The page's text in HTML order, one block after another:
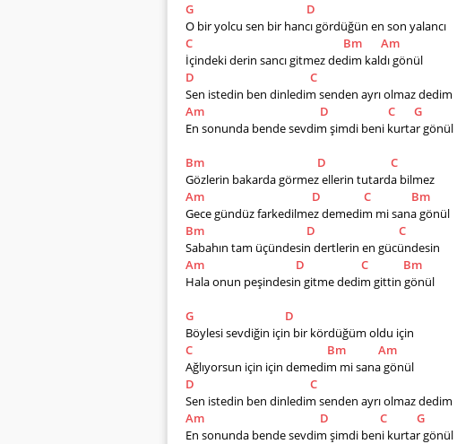
G
D
O bir yolcu sen bir hancı gördüğün en son yalancı
C
Bm
Am
İçindeki derin sancı gitmez dedim kaldı gönül
D
C
Sen istedin ben dinledim senden ayrı olmaz dedim
Am
D C
G
En sonunda bende sevdim şimdi beni kurtar gönül
Bm D
C
Gözlerin bakarda görmez ellerin tutarda bilmez
Am
D C
Bm
Gece gündüz farkedilmez demedim mi sana gönül
Bm
D
C
Sabahın tam üçündesin dertlerin en gücündesin
Am
D C
Bm
Hala onun peşindesin gitme dedim gittin gönül
G
D
Böylesi sevdiğin için bir kördüğüm oldu için
C
Bm
Am
Ağlıyorsun için için demedim mi sana gönül
D
C
Sen istedin ben dinledim senden ayrı olmaz dedim
Am
D C
G
En sonunda bende sevdim şimdi beni kurtar gönül